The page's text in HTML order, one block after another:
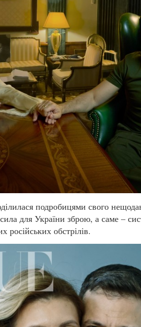
подробицями свого
для України зброю, а саме –
російських обстрілів.